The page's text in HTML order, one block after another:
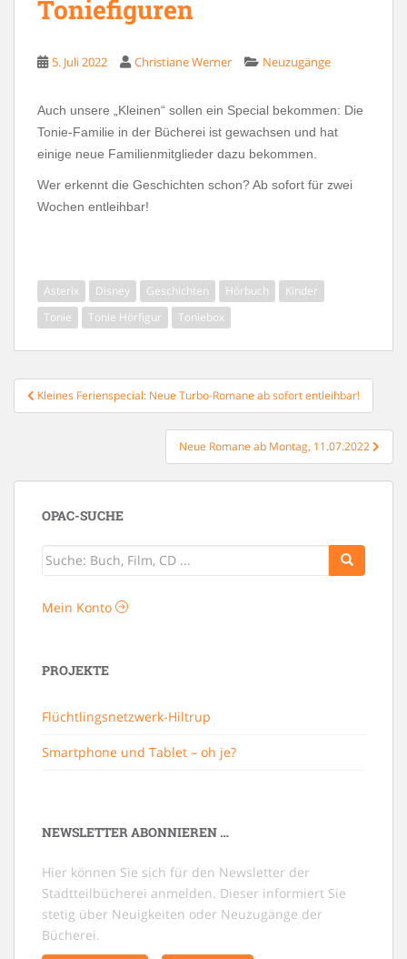
Toniefiguren
5. Juli 2022 Christiane Werner Neuzugänge
Auch unsere „Kleinen“ sollen ein Special bekommen: Die
Tonie-Familie in der Bücherei ist gewachsen und hat
einige neue Familienmitglieder dazu bekommen.
Wer erkennt die Geschichten schon? Ab sofort für zwei
Wochen entleihbar!
Asterix Disney Geschichten Hörbuch
Kinder
Tonie
Tonie Hörfigur Toniebox
Beitragsnavigation
Kleines Ferienspecial: Neue Turbo-Romane ab sofort entleihbar!
Neue Romane ab Montag, 11.07.2022
OPAC-SUCHE
Mein Konto
PROJEKTE
Flüchtlingsnetzwerk-Hiltrup
Smartphone und Tablet – oh je?
NEWSLETTER ABONNIEREN …
Hier können Sie sich für den Newsletter der
Stadtteilbücherei anmelden. Dieser informiert Sie
stetig über Neuigkeiten oder Neuzugänge der
Bücherei.